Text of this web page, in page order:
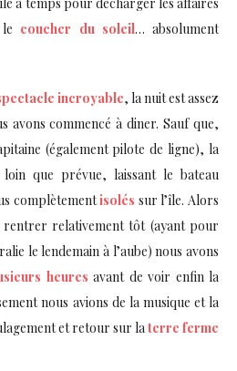
coucher du soleil… absolument
incroyable, la nuit est assez
avons commencé à diner. Sauf que,
(également pilote de ligne), la
que prévue, laissant le bateau
complètementisolés sur l’île. Alors
rentrer relativement tôt (ayant pour
le lendemain à l’aube) nous avons
heures avant de voir enfin la
nous avions de la musique et la
et retour sur laterre ferme